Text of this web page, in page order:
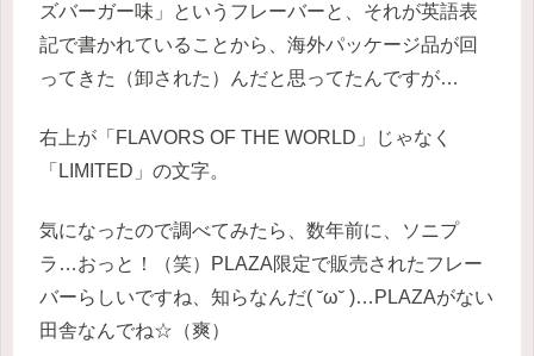
ズバーガー味」というフレーバーと、それが英語表
記で書かれていることから、海外パッケージ品が回
ってきた（卸された）んだと思ってたんですが…
右上が「FLAVORS OF THE WORLD」じゃなく
「LIMITED」の文字。
気になったので調べてみたら、数年前に、ソニプ
ラ…おっと！（笑）PLAZA限定で販売されたフレー
バーらしいですね、知らなんだ( ˘ω˘ )…PLAZAがない
田舎なんでね☆（爽）